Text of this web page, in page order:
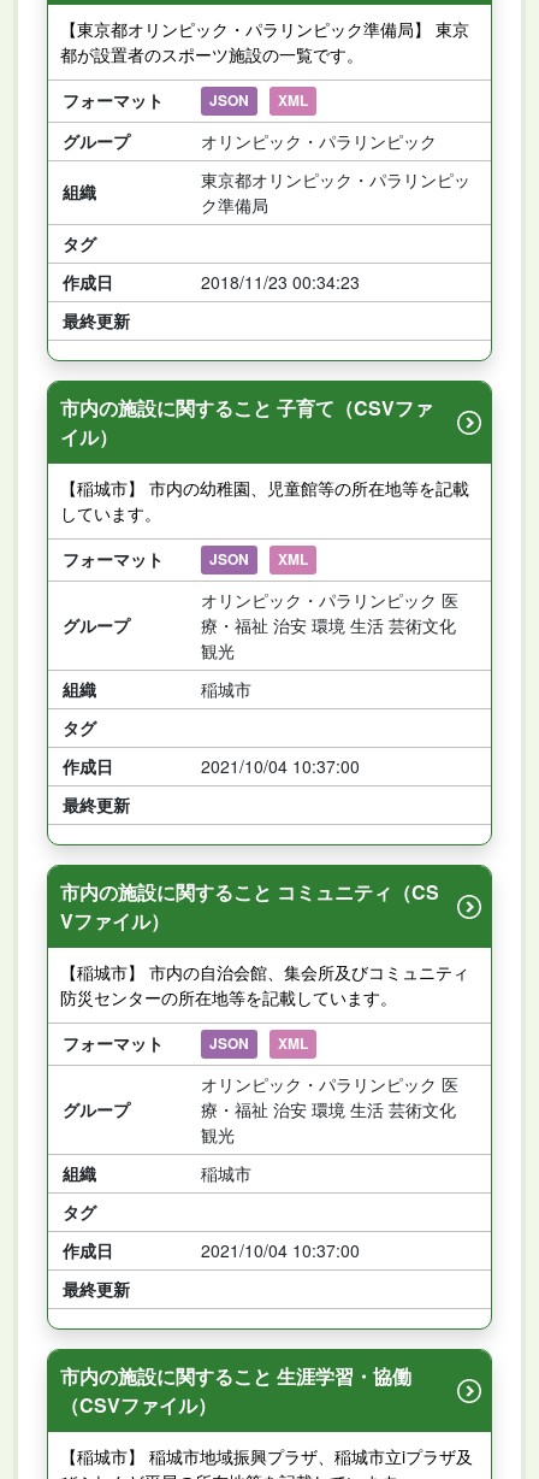
【東京都オリンピック・パラリンピック準備局】 東京
都が設置者のスポーツ施設の一覧です。
フォーマット
JSON XML
グループ オリンピック・パラリンピック
組織
東京都オリンピック・パラリンピッ
ク準備局
タグ
作成日
2018/11/23 00:34:23
最終更新
市内の施設に関すること 子育て（CSVファ
イル）
【稲城市】 市内の幼稚園、児童館等の所在地等を記載
しています。
フォーマット
JSON XML
グループ
オリンピック・パラリンピック 医
療・福祉 治安 環境 生活 芸術文化
観光
組織
稲城市
タグ
作成日
2021/10/04 10:37:00
最終更新
市内の施設に関すること コミュニティ（CS
Vファイル）
【稲城市】 市内の自治会館、集会所及びコミュニティ
防災センターの所在地等を記載しています。
フォーマット
JSON XML
グループ
オリンピック・パラリンピック 医
療・福祉 治安 環境 生活 芸術文化
観光
組織
稲城市
タグ
作成日
2021/10/04 10:37:00
最終更新
市内の施設に関すること 生涯学習・協働
（CSVファイル）
【稲城市】 稲城市地域振興プラザ、稲城市立iプラザ及